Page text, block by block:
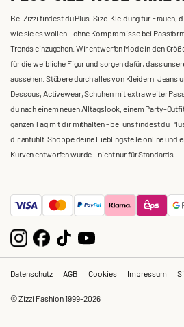
Bei Zizzi findest du Plus-Size-Kleidung für Frauen,
wie sie es wollen – ohne Kompromisse bei
Trends einzugehen. Wir entwerfen Mode in den
für die weibliche Figur und sorgen dafür, dass
aussehen. Stöbere durch alles von Kleidern, Jeans
Dessous, Activewear, Schuhen mit extra weiter
du nach einem neuen Alltagslook, einem Party-
ganzen Tag mit dir mithalten – bei uns findest du
dir anfühlt. Shoppe deine Lieblingsteile online und
Kurven entworfen wurde – nicht nur für Standards.
Datenschutz AGB Cookies Impressum
© Zizzi Fashion 1999-2026